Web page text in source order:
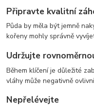
Připravte kvalitní
Půda by měla být jemně
kořeny mohly správně
Udržujte
Během klíčení je důležité
vláhy může negativně
Nepřelévejte